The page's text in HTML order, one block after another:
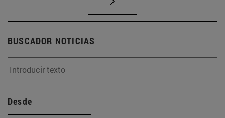
BUSCADOR NOTICIAS
Desde